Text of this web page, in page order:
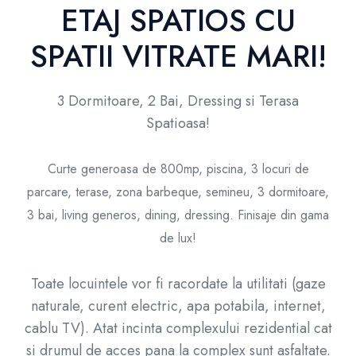
ETAJ SPATIOS CU
SPATII VITRATE MARI!
3 Dormitoare, 2 Bai, Dressing si Terasa
Spatioasa!
Curte generoasa de 800mp, piscina, 3 locuri de
parcare, terase, zona barbeque, semineu, 3 dormitoare,
3 bai, living generos, dining, dressing. Finisaje din gama
de lux!
Toate locuintele vor fi racordate la utilitati (gaze
naturale, curent electric, apa potabila, internet,
cablu TV). Atat incinta complexului rezidential cat
si drumul de acces pana la complex sunt asfaltate.